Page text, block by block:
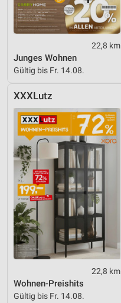
22,8 km
Junges Wohnen
Gültig bis Fr. 14.08.
XXXLutz
22,8 km
Wohnen-Preishits
Gültig bis Fr. 14.08.